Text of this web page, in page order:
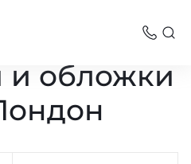
и обложки